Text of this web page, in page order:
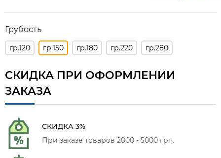
Грубость
гр.120 гр.150 гр.180 гр.220 гр.280
СКИДКА ПРИ ОФОРМЛЕНИИ
ЗАКАЗА
СКИДКА 3%
При заказе товаров 2000 - 5000 грн.